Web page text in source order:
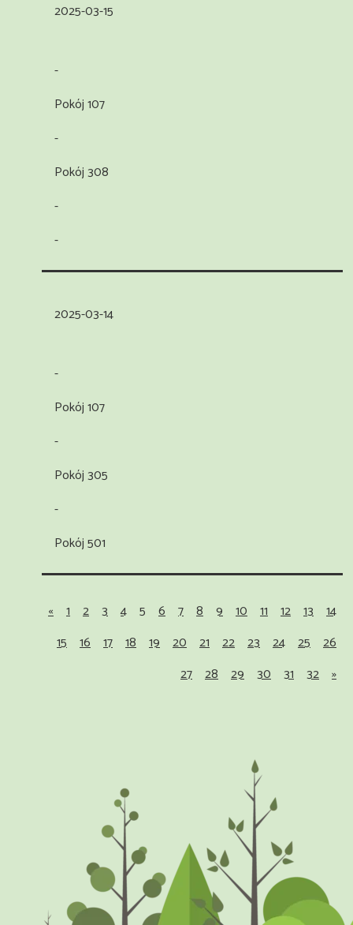
2025-03-15
-
Pokój 107
-
Pokój 308
-
-
2025-03-14
-
Pokój 107
-
Pokój 305
-
Pokój 501
« 1 2 3 4 5 6 7 8 9 10 11 12 13 14
15 16 17 18 19 20 21 22 23 24 25 26
27 28 29 30 31 32 »